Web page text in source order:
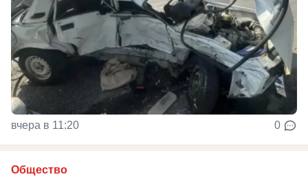
вчера в 11:20 0
Общество